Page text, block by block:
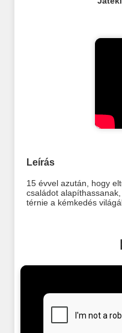
Leírás
15 évvel azután, hogy
családot
térnie a kémkedés